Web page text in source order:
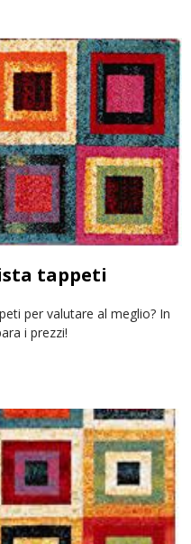
tappeti
per valutare al meglio? In
i prezzi!